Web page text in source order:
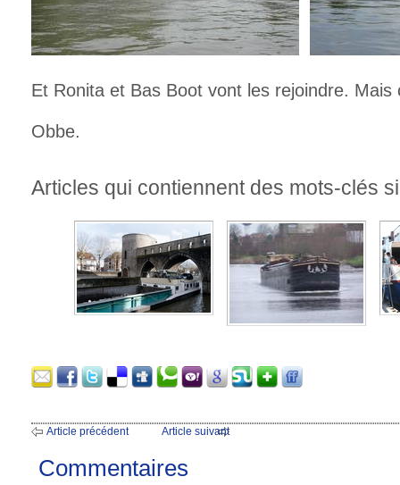
Et Ronita et Bas Boot vont les rejoindre.
Obbe.
Articles qui contiennent des mots-clés
Article précédent Article suivant
Commentaires